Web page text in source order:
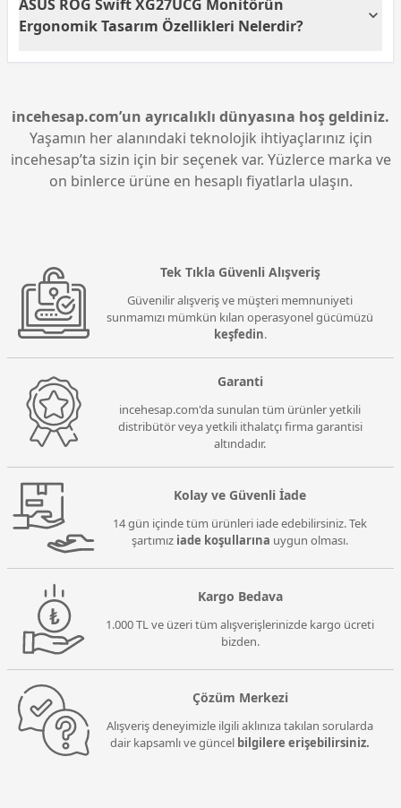
deneyim sağlar. HDR400 desteği ile daha parlak
sahnelerde derin kontrast ve zengin ayrıntılar elde
edebilirsiniz.
HDMI 2.1 ve USB Type-C bağlantı noktaları ile çok
yönlü kullanım sunar. USB Type-C bağlantısı hem
sayede oyun konsolları, bilgisayarlar ve mobil
ASUS ROG Swift XG27UCG Monitörün
Ergonomik Tasarım Özellikleri Nelerdir?
ASUS ROG Swift XG27UCG monitör, yükseklik ayarı,
alanından tasarruf ettirirken entegre telefon tutucu
pratiklik sunar. Ayrıca VESA uyumluluğu sayesinde
duvara montaj imkanı da bulunur, böylece kişisel
kullanım alanına göre esnek bir kurulum yapılabilir.
incehesap.com’un ayrıcalıklı dünyasına hoş geldiniz.
Yaşamın her alanındaki teknolojik ihtiyaçlarınız için
incehesap’ta sizin için bir seçenek var. Yüzlerce marka ve
on binlerce ürüne en hesaplı fiyatlarla ulaşın.
Tek Tıkla Güvenli Alışveriş
Güvenilir alışveriş ve müşteri memnuniyeti
sunmamızı mümkün kılan operasyonel gücümüzü
keşfedin.
Garanti
incehesap.com'da sunulan tüm ürünler yetkili
distribütör veya yetkili ithalatçı firma garantisi
altındadır.
Kolay ve Güvenli İade
14 gün içinde tüm ürünleri iade edebilirsiniz. Tek
şartımız iade koşullarına uygun olması.
Kargo Bedava
1.000 TL ve üzeri tüm alışverişlerinizde kargo ücreti
bizden.
Çözüm Merkezi
Alışveriş deneyimizle ilgili aklınıza takılan sorularda
dair kapsamlı ve güncel bilgilere erişebilirsiniz.